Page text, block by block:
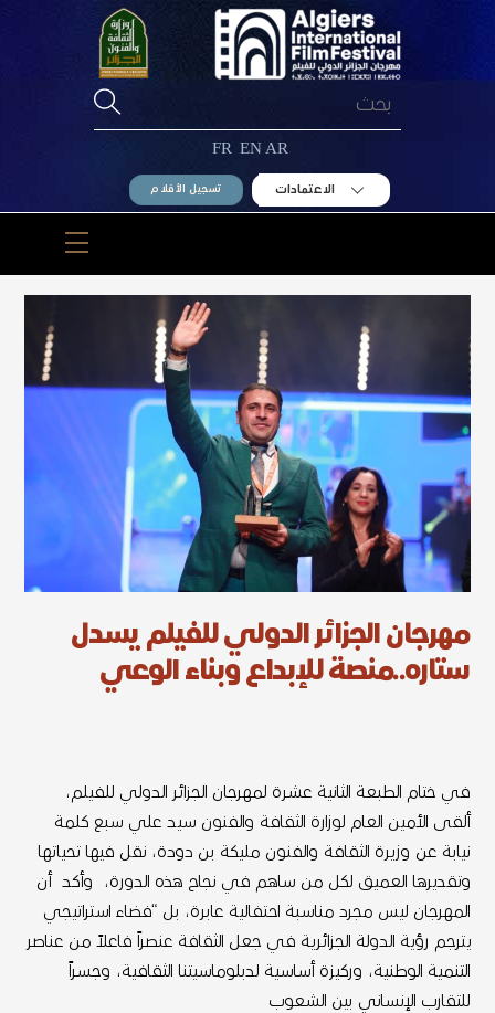
AR
EN
FR
الاعتمادات تسجيل الأفلام
Menu
مهرجان الجزائر الدولي للفيلم يسدل
ستاره..منصة للإبداع وبناء الوعي
في ختام الطبعة الثانية عشرة لمهرجان الجزائر الدولي للفيلم،
ألقى الأمين العام لوزارة الثقافة والفنون سيد علي سبع كلمة
نيابة عن وزيرة الثقافة والفنون مليكة بن دودة، نقل فيها تحياتها
وتقديرها العميق لكل من ساهم في نجاح هذه الدورة، وأكد أن
المهرجان ليس مجرد مناسبة احتفالية عابرة، بل “فضاء استراتيجي
يترجم رؤية الدولة الجزائرية في جعل الثقافة عنصراً فاعلاً من عناصر
التنمية الوطنية، وركيزة أساسية لدبلوماسيتنا الثقافية، وجسراً
للتقارب الإنساني بين الشعوب